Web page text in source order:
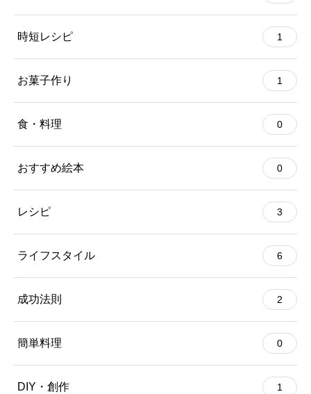
時短レシピ 1
お菓子作り 1
食・料理 0
おすすめ絵本 0
レシピ 3
ライフスタイル 6
成功法則 2
簡単料理 0
DIY・創作 1